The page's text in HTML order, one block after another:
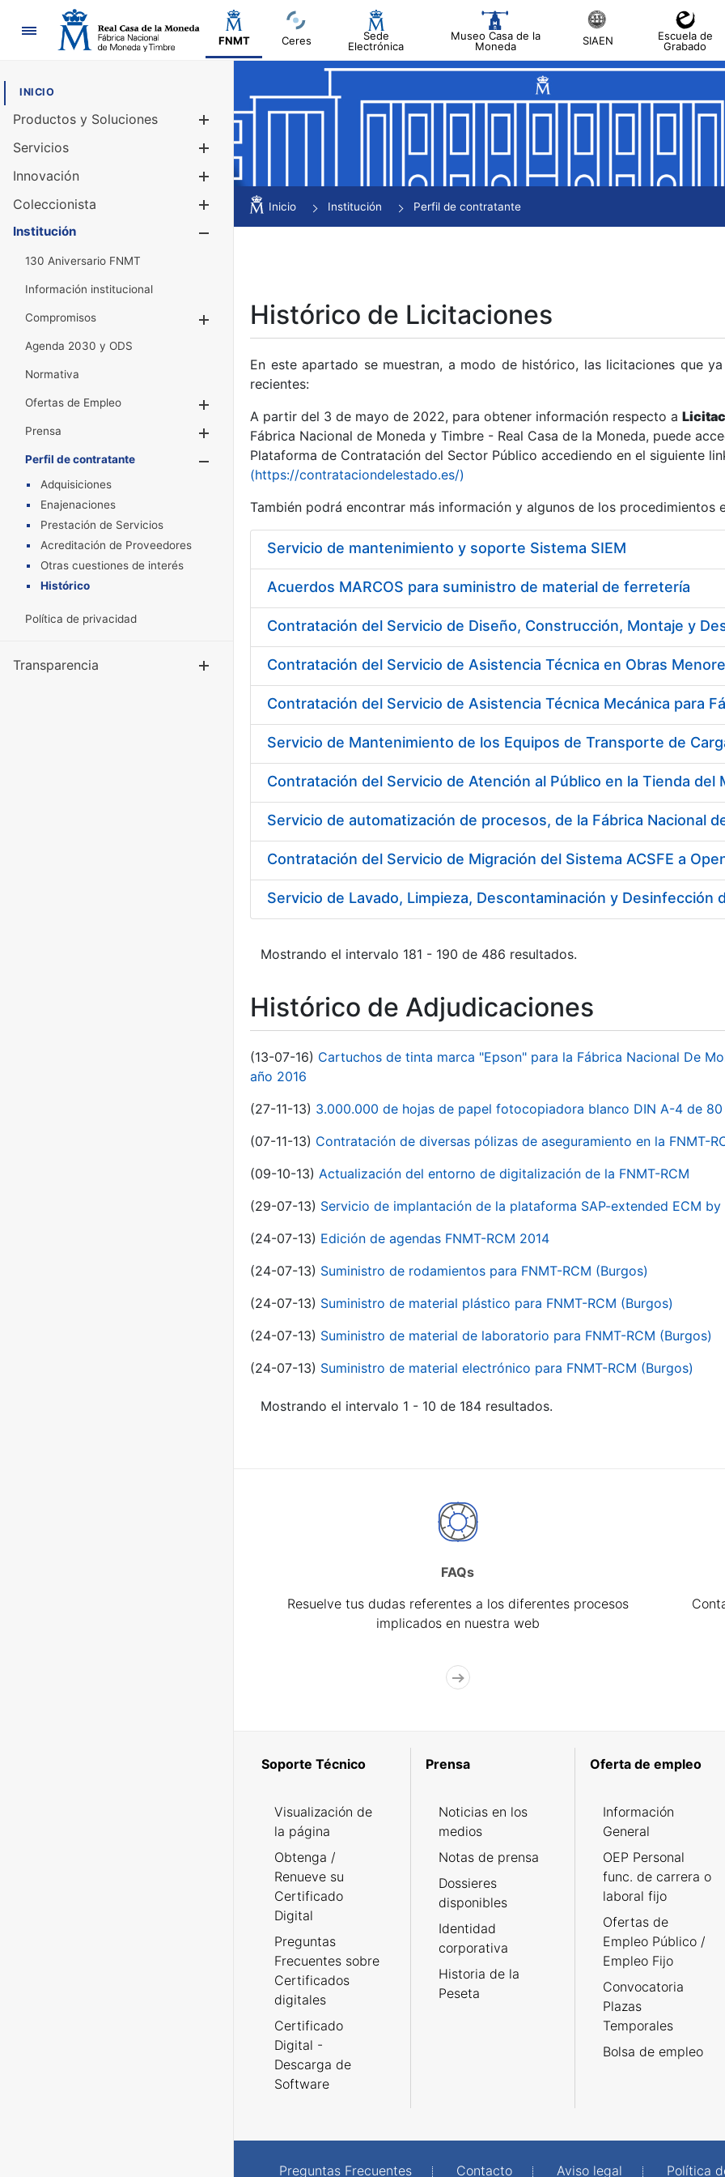
Navegación
FNMT Ceres
Sede
Electrónica
Museo Casa de la
Moneda
SIAEN
Escuela de
Grabado
INICIO
Productos y Soluciones
Mostrar/Ocultar
Servicios
Innovación
Coleccionista
Mostrar/Ocultar
Institución
130 Aniversario FNMT
Información institucional
Compromisos
Mostrar/Ocultar
Agenda 2030 y ODS
Normativa
Ofertas de Empleo
Prensa
Mostrar/Ocultar
Perfil de contratante
Mostrar/Ocultar
Adquisiciones
Enajenaciones
Prestación de Servicios
Acreditación de Proveedores
Otras cuestiones de interés
Histórico
Política de privacidad
Transparencia Mostrar/Ocultar
Inicio Institución Perfil de contratante
Histórico de Licitaciones
En este apartado se muestran, a modo de histórico, las licitaciones que
recientes:
A partir del 3 de mayo de 2022, para obtener información respecto a
Fábrica Nacional de Moneda y Timbre - Real Casa de la Moneda, puede
Plataforma de Contratación del Sector Público accediendo en el siguiente
(https://contrataciondelestado.es/)
También podrá encontrar más información y algunos de los procedimientos
Servicio de mantenimiento y soporte Sistema SIEM
Acuerdos MARCOS para suministro de material de ferretería
Contratación del Servicio de Asistencia Técnica en Obras
Contratación del Servicio de Asistencia Técnica Mecánica para
Servicio de Mantenimiento de los Equipos de Transporte de
Servicio de automatización de procesos, de la Fábrica Nacional
Contratación del Servicio de Migración del Sistema ACSFE a
Mostrando el intervalo 181 - 190 de 486 resultados.
Histórico de Adjudicaciones
(13-07-16) Cartuchos de tinta marca "Epson" para la Fábrica Nacional De
año 2016
(27-11-13) 3.000.000 de hojas de papel fotocopiadora blanco DIN A-4 de 80
(07-11-13) Contratación de diversas pólizas de aseguramiento en la FNMT-
(09-10-13) Actualización del entorno de digitalización de la FNMT-RCM
(29-07-13) Servicio de implantación de la plataforma SAP-extended ECM by
(24-07-13) Edición de agendas FNMT-RCM 2014
(24-07-13) Suministro de rodamientos para FNMT-RCM (Burgos)
(24-07-13) Suministro de material plástico para FNMT-RCM (Burgos)
(24-07-13) Suministro de material de laboratorio para FNMT-RCM (Burgos)
(24-07-13) Suministro de material electrónico para FNMT-RCM (Burgos)
Mostrando el intervalo 1 - 10 de 184 resultados.
FAQs
Resuelve tus dudas referentes a los diferentes procesos
implicados en nuestra web
Soporte Técnico
Visualización de
la página
Obtenga /
Renueve su
Certificado
Digital
Preguntas
Frecuentes sobre
Certificados
digitales
Certificado
Digital -
Descarga de
Software
Prensa
Noticias en los
medios
Notas de prensa
Dossieres
disponibles
Identidad
corporativa
Historia de la
Peseta
Oferta de empleo
Información
General
OEP Personal
func. de carrera o
laboral fijo
Ofertas de
Empleo Público /
Empleo Fijo
Convocatoria
Plazas
Temporales
Bolsa de empleo
Preguntas Frecuentes Contacto Aviso legal Política